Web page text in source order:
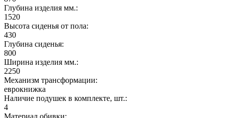
Глубина изделия мм.:
1520
Высота сиденья от пола:
430
Глубина сиденья:
800
Ширина изделия мм.:
2250
Механизм трансформации:
еврокнижка
Наличие подушек в комплекте, шт.:
4